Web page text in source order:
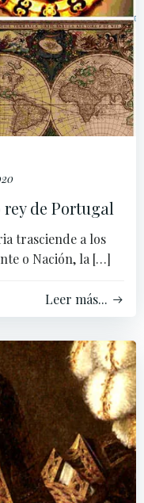
de Portugal
trasciende a los
o Nación, la […]
Leer más...